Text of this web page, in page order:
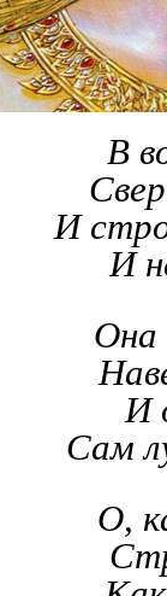
В
И
И
Она
И
Сам
О,